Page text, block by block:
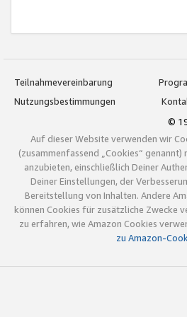
Teilnahmevereinbarung
Nutzungsbestimmungen
©
Auf dieser Website verwenden wir
(zusammenfassend „Cookies“ genannt)
anzubieten, einschließlich Deiner
Deiner Einstellungen, der
Bereitstellung von Inhalten. Andere
können Cookies für zusätzliche Zwecke
zu erfahren, wie Amazon Cookies
zu Amazon-